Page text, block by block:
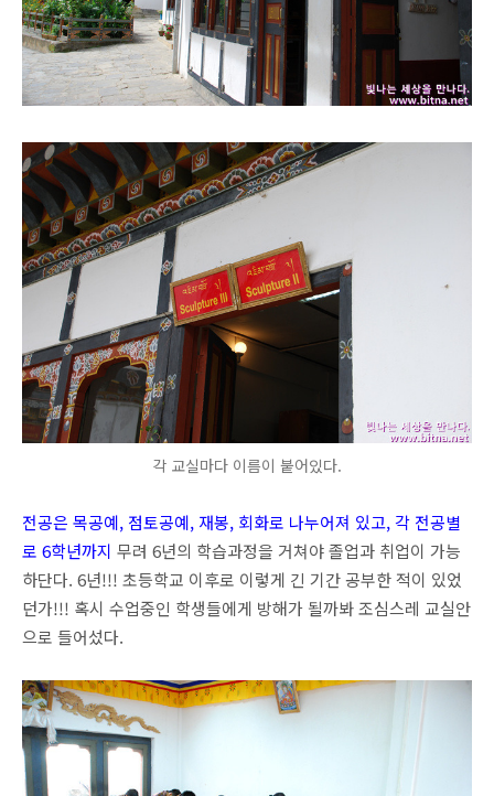
각 교실마다 이름이 붙어있다.
전공은 목공예, 점토공예, 재봉, 회화로 나누어져 있고, 각 전공별
로 6학년까지 무려 6년의 학습과정을 거쳐야 졸업과 취업이 가능
하단다. 6년!!! 초등학교 이후로 이렇게 긴 기간 공부한 적이 있었
던가!!! 혹시 수업중인 학생들에게 방해가 될까봐 조심스레 교실안
으로 들어섰다.